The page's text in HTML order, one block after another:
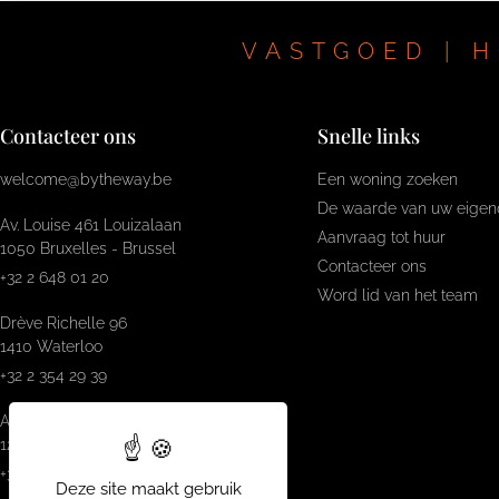
VASTGOED |
Contacteer ons
welcome@bytheway.be
Av. Louise 461 Louizalaan
1050 Bruxelles - Brussel
+32 2 648 01 20
Drève Richelle 96
1410 Waterloo
+32 2 354 29 39
Avenue Prekelinden 83
1200 Woluwe-St-Lambert
+32 2 734 00 36
Snelle links
Een woning zoeken
De waarde van uw
Aanvraag tot huur
Contacteer ons
Word lid van het team
Deze site maakt gebruik